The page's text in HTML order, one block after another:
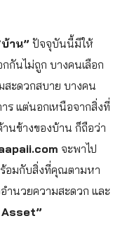
บ้าน” ปัจจุบันนี้มีให้
กันไม่ถูก บางคนเลือก
สะดวกสบาย บางคน
ร แต่นอกเหนือจากสิ่งที่
นข้างของบ้าน ก็ถือว่า
จะพาไป
อมกับสิ่งที่คุณตามหา
ำนวยความสะดวก และ
Asset”